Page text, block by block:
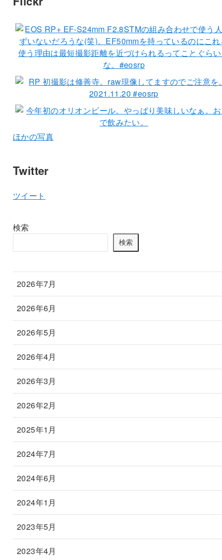
ほかの写真
Twitter
ツイート
検索
検索
2026年7月
2026年6月
2026年5月
2026年4月
2026年3月
2026年2月
2025年1月
2024年7月
2024年6月
2024年1月
2023年5月
2023年4月